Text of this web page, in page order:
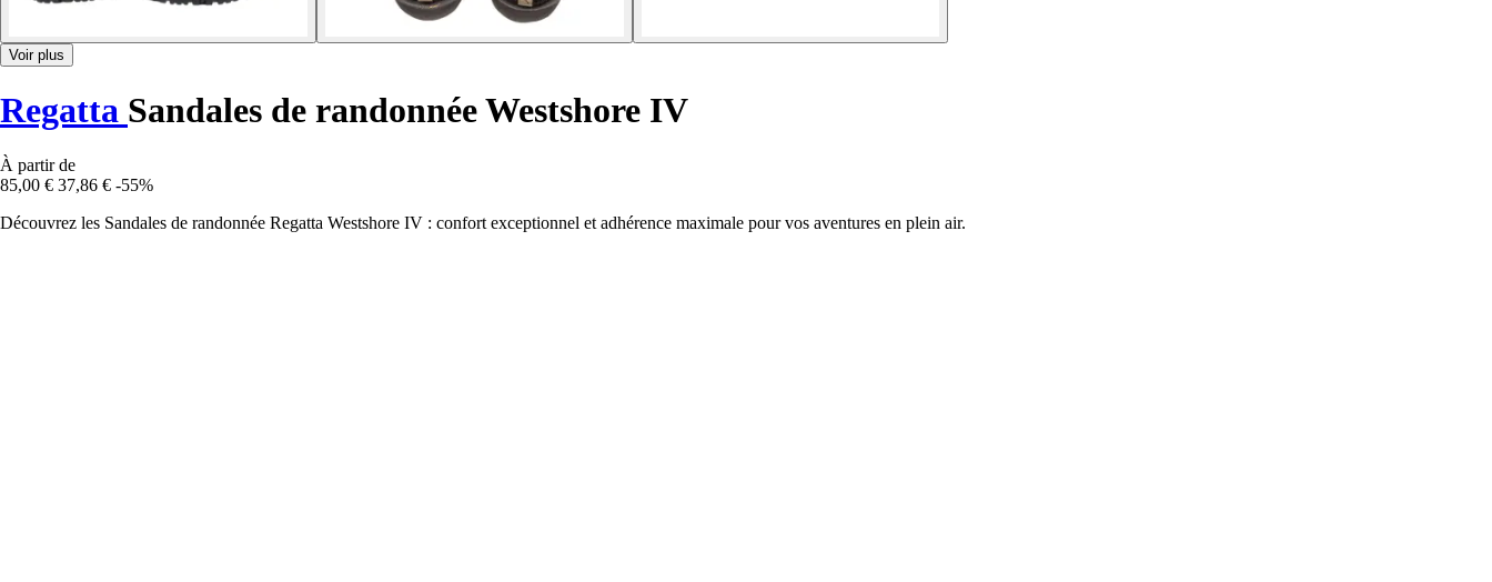
Voir plus
Regatta Sandales de randonnée Westshore IV
À partir de
85,00 € 37,86 € -55%
Découvrez les Sandales de randonnée Regatta Westshore IV : confort exceptionnel et adhérence maximale pour vos aventures en plein air.